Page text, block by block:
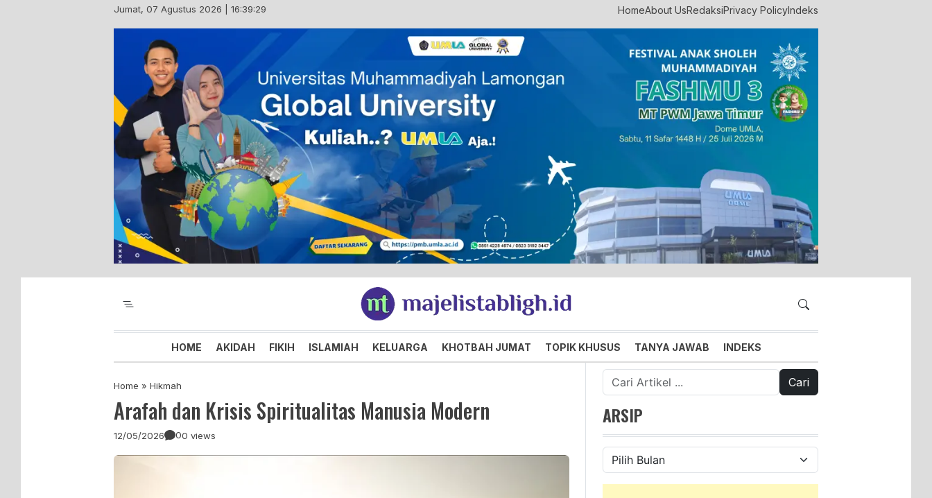
Jumat, 07 Agustus 2026 | 16:39:31 HomeAbout UsRedaksiPrivacy PolicyIndeks
Majelis Tabligh Muhammadiyah
Syiar Dakwah Islam Berkemajuan dan Menggembirakan
HOME AKIDAH FIKIH ISLAMIAH KELUARGA KHOTBAH JUMAT TOPIK KHUSUS TANYA JAWAB INDEKS
Home » Hikmah
Arafah dan Krisis Spiritualitas Manusia Modern
12/05/2026 00 views
Cari
untuk:
ARSIP
Arsip